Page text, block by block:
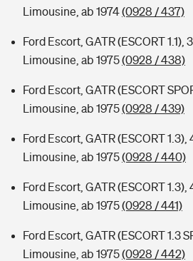
Limousine, ab 1974(0928 / 437)
Ford Escort, GATR (ESCORT 1.1),
Limousine, ab 1975(0928 / 438)
Ford Escort, GATR (ESCORT
Limousine, ab 1975(0928 / 439)
Ford Escort, GATR (ESCORT 1.3),
Limousine, ab 1975(0928 / 440)
Ford Escort, GATR (ESCORT 1.3),
Limousine, ab 1975(0928 / 441)
Ford Escort, GATR (ESCORT 1.3
Limousine, ab 1975(0928 / 442)